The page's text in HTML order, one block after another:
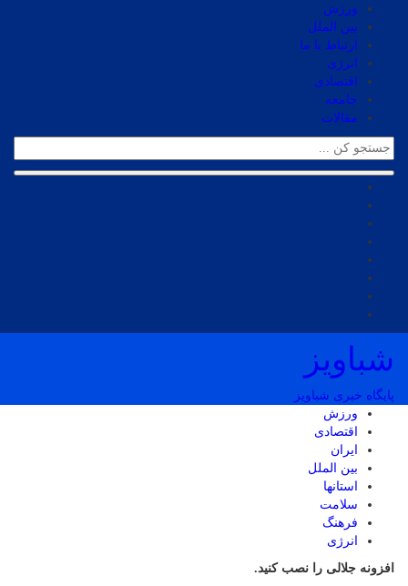
ورزش
بین الملل
ارتباط با ما
انرژی
اقتصادی
جامعه
مقالات
شباویز
پایگاه خبری شباویز
ورزش
اقتصادی
ایران
بین الملل
استانها
سلامت
فرهنگ
انرژی
افزونه جلالی را نصب کنید.